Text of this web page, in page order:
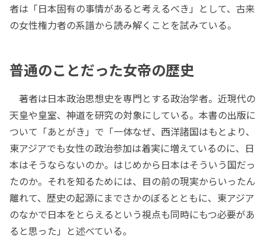
者は「日本固有の事情があると考えるべき」として、古来
の女性権力者の系譜から読み解くことを試みている。
普通のことだった女帝の歴史
著者は日本政治思想史を専門とする政治学者。近現代の
天皇や皇室、神道を研究の対象にしている。本書の出版に
ついて「あとがき」で「一体なぜ、西洋諸国はもとより、
東アジアでも女性の政治参加は着実に増えているのに、日
本はそうならないのか。はじめから日本はそういう国だっ
たのか。それを知るためには、目の前の現実からいったん
離れて、歴史の起源にまでさかのぼるとともに、東アジア
のなかで日本をとらえるという視点も同時にもつ必要があ
ると思った」と述べている。